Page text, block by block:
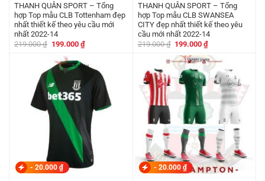
THANH QUÂN SPORT – Tổng
hợp Top mẫu CLB Tottenham đẹp
nhất thiết kế theo yêu cầu mới
nhất 2022-14
219.000₫ Giá
219.000 ₫.
199.000 ₫Giá
hiện
là:
199.000 ₫.
THANH QUÂN SPORT – Tổng
hợp Top mẫu CLB SWANSEA
CITY đẹp nhất thiết kế theo yêu
cầu mới nhất 2022-14
219.000₫ Giá
là:
219.000 ₫.
199.000₫Giá
tại
là:
199.000 ₫.
- 20.000 ₫ - 20.000 ₫